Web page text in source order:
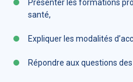
Présenter les formations
santé,
Expliquer les modalités
Répondre aux questions